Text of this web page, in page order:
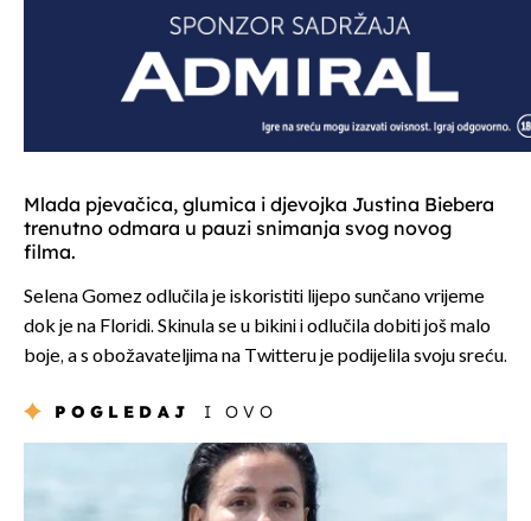
Mlada pjevačica, glumica i djevojka Justina Biebera
trenutno odmara u pauzi snimanja svog novog
filma.
Selena Gomez odlučila je iskoristiti lijepo sunčano vrijeme
dok je na Floridi. Skinula se u bikini i odlučila dobiti još malo
boje, a s obožavateljima na Twitteru je podijelila svoju sreću.
POGLEDAJ I OVO